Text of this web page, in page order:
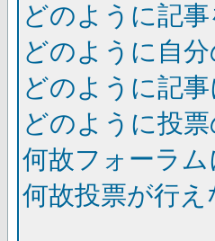
どのように記
どのように自
どのように記
どのように投
何故フォーラ
何故投票が行